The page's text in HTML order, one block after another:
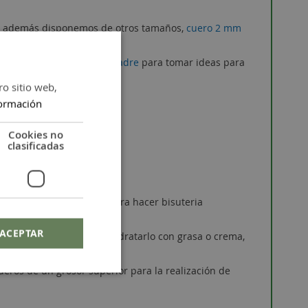
además disponemos de otros tamaños, cuero 2 mm
mi ejemplo, feliz día del padre para tomar ideas para
4 mm
otro tipo de bisutería. Para hacer bisuteria
por ejemplo, puedes hidratarlo con grasa o crema,
de un grosor superior para la realización de
sitio web,
Cookies no
clasificadas
ACEPTAR